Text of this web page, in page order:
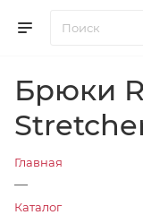
Брюки
Главная
—
Каталог